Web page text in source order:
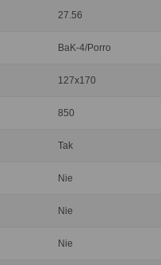
27.56
BaK-4/Porro
127x170
850
Tak
Nie
Nie
Nie